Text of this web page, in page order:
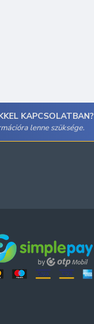
KAPCSOLATBAN?
lenne szüksége.